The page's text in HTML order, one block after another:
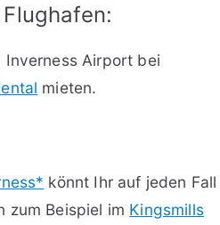
Inverness Airport bei
mieten.
könnt Ihr auf jeden Fall
zum Beispiel im Kingsmills